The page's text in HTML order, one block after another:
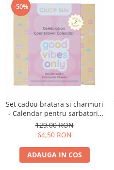
-50%
Set cadou bratara si charmuri
- Calendar pentru sarbatorit
evenimente - Good Vibes Only
129,00 RON
64,50 RON
ADAUGA IN COS